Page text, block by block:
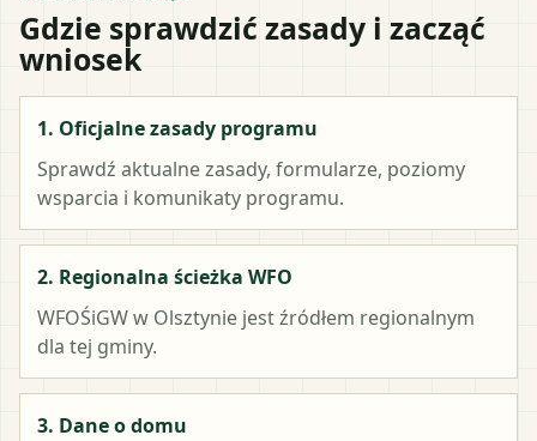
Gdzie sprawdzić zasady i zacząć
wniosek
1. Oficjalne zasady programu
Sprawdź aktualne zasady, formularze, poziomy
wsparcia i komunikaty programu.
2. Regionalna ścieżka WFO
WFOŚiGW w Olsztynie jest źródłem regionalnym
dla tej gminy.
3. Dane o domu